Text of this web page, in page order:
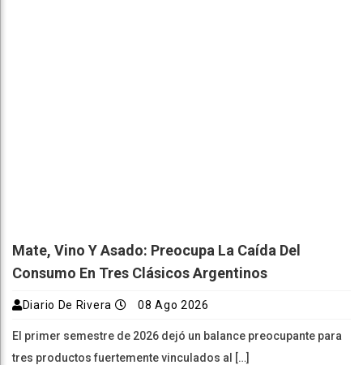
Mate, Vino Y Asado: Preocupa La Caída Del
Consumo En Tres Clásicos Argentinos
Diario De Rivera 08 Ago 2026
El primer semestre de 2026 dejó un balance preocupante para
tres productos fuertemente vinculados al […]